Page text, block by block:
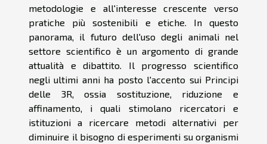
metodologie e all'interesse crescente verso
pratiche più sostenibili e etiche. In questo
panorama, il futuro dell'uso degli animali nel
settore scientifico è un argomento di grande
attualità e dibattito. Il progresso scientifico
negli ultimi anni ha posto l'accento sui Principi
delle 3R, ossia sostituzione, riduzione e
affinamento, i quali stimolano ricercatori e
istituzioni a ricercare metodi alternativi per
diminuire il bisogno di esperimenti su organismi